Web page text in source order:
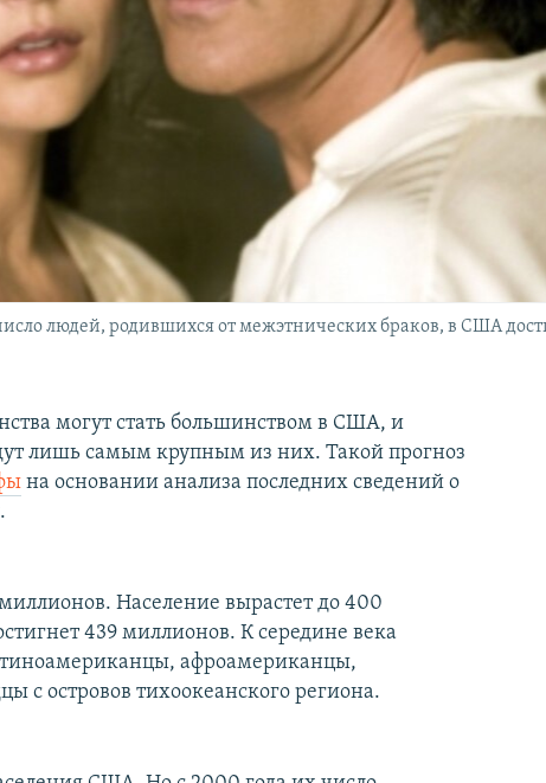
людей, родившихся от межэтнических браков, в США
могут стать большинством в США, и
лишь самым крупным из них. Такой прогноз
на основании анализа последних сведений о
Население вырастет до 400
439 миллионов. К середине века
афроамериканцы,
с островов тихоокеанского региона.